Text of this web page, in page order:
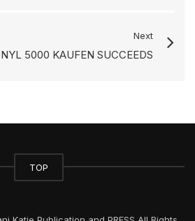
Next
5000 KAUFEN SUCCEEDS
TOP